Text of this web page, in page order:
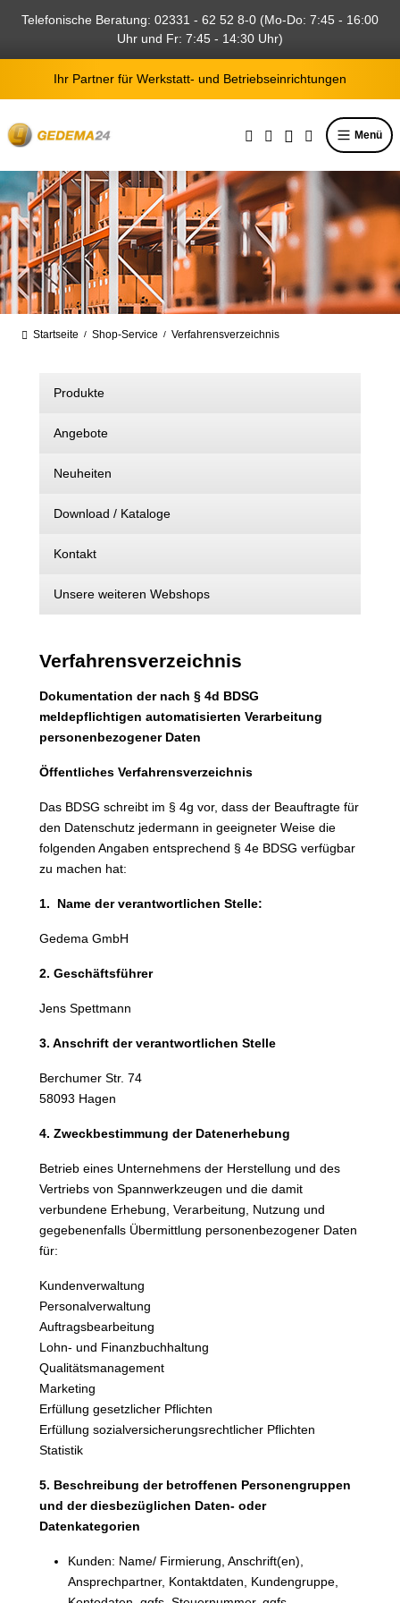
springen
Telefonische Beratung: 02331 - 62 52 8-0 (Mo-Do: 7:45 - 16:00
Uhr und Fr: 7:45 - 14:30 Uhr)
Ihr Partner für Werkstatt- und Betriebseinrichtungen
Menü
Startseite / Shop-Service / Verfahrensverzeichnis
Produkte
Angebote
Neuheiten
Download / Kataloge
Kontakt
Unsere weiteren Webshops
Verfahrensverzeichnis
Dokumentation der nach § 4d BDSG
meldepflichtigen automatisierten Verarbeitung
personenbezogener Daten
Öffentliches Verfahrensverzeichnis
Das BDSG schreibt im § 4g vor, dass der Beauftragte für
den Datenschutz jedermann in geeigneter Weise die
folgenden Angaben entsprechend § 4e BDSG verfügbar
zu machen hat:
1. Name der verantwortlichen Stelle:
Gedema GmbH
2. Geschäftsführer
Jens Spettmann
3. Anschrift der verantwortlichen Stelle
Berchumer Str. 74
58093 Hagen
4. Zweckbestimmung der Datenerhebung
Betrieb eines Unternehmens der Herstellung und des
Vertriebs von Spannwerkzeugen und die damit
verbundene Erhebung, Verarbeitung, Nutzung und
gegebenenfalls Übermittlung personenbezogener Daten
für:
Kundenverwaltung
Personalverwaltung
Auftragsbearbeitung
Lohn- und Finanzbuchhaltung
Qualitätsmanagement
Marketing
Erfüllung gesetzlicher Pflichten
Erfüllung sozialversicherungsrechtlicher Pflichten
Statistik
5. Beschreibung der betroffenen Personengruppen
und der diesbezüglichen Daten- oder
Datenkategorien
Kunden: Name/ Firmierung, Anschrift(en),
Ansprechpartner, Kontaktdaten, Kundengruppe,